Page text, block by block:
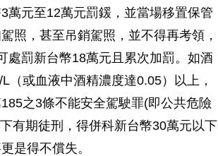
萬元至12萬元罰鍰，並當場移置保管
照，甚至吊銷駕照，並不得再考領，
處罰新台幣18萬元且累次加罰。如酒
（或血液中酒精濃度達0.05）以上，
之3條不能安全駕駛罪(即公共危險
有期徒刑，得併科新台幣30萬元以下
是得不償失。